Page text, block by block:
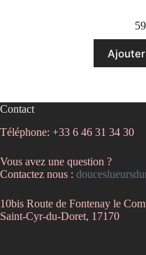
Contact
Téléphone: +33 6 46 31 34 30
Vous avez une question ?
Contactez nous :
10bis Route de Fontenay le
Saint-Cyr-du-Doret, 17170